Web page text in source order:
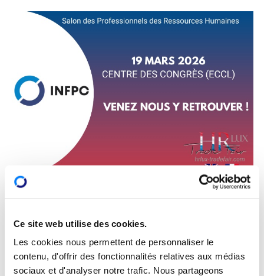
Ce site web utilise des cookies.
Les cookies nous permettent de personnaliser le
contenu, d'offrir des fonctionnalités relatives aux médias
sociaux et d'analyser notre trafic. Nous partageons
vous accompagneront dans la compréhension des
nouveaux défis RH à relever et dans la mise en place